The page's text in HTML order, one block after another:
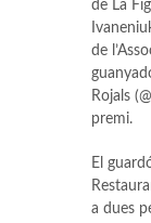
de La
de
Rojals
premi.
El
a dues